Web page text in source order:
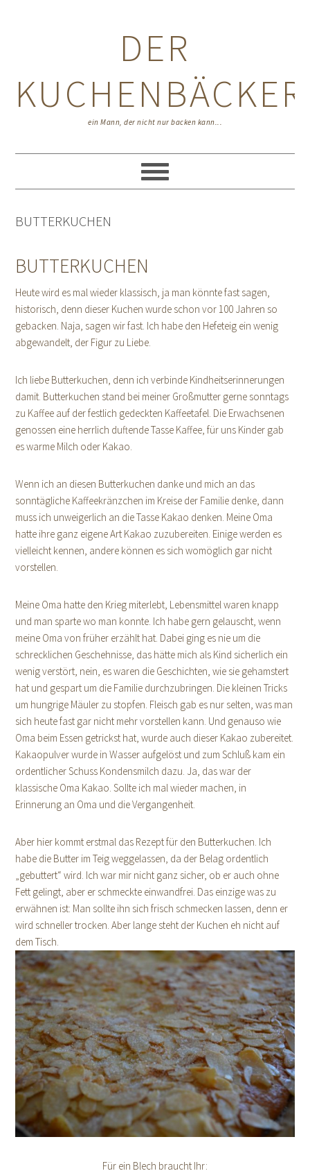
DER
KUCHENBÄCKER
ein Mann, der nicht nur backen kann...
BUTTERKUCHEN
BUTTERKUCHEN
Heute wird es mal wieder klassisch, ja man könnte fast sagen,
historisch, denn dieser Kuchen wurde schon vor 100 Jahren so
gebacken. Naja, sagen wir fast. Ich habe den Hefeteig ein wenig
abgewandelt, der Figur zu Liebe.
Ich liebe Butterkuchen, denn ich verbinde Kindheitserinnerungen
damit. Butterkuchen stand bei meiner Großmutter gerne sonntags
zu Kaffee auf der festlich gedeckten Kaffeetafel. Die Erwachsenen
genossen eine herrlich duftende Tasse Kaffee, für uns Kinder gab
es warme Milch oder Kakao.
Wenn ich an diesen Butterkuchen danke und mich an das
sonntägliche Kaffeekränzchen im Kreise der Familie denke, dann
muss ich unweigerlich an die Tasse Kakao denken. Meine Oma
hatte ihre ganz eigene Art Kakao zuzubereiten. Einige werden es
vielleicht kennen, andere können es sich womöglich gar nicht
vorstellen.
Meine Oma hatte den Krieg miterlebt, Lebensmittel waren knapp
und man sparte wo man konnte. Ich habe gern gelauscht, wenn
meine Oma von früher erzählt hat. Dabei ging es nie um die
schrecklichen Geschehnisse, das hätte mich als Kind sicherlich ein
wenig verstört, nein, es waren die Geschichten, wie sie gehamstert
hat und gespart um die Familie durchzubringen. Die kleinen Tricks
um hungrige Mäuler zu stopfen. Fleisch gab es nur selten, was man
sich heute fast gar nicht mehr vorstellen kann. Und genauso wie
Oma beim Essen getrickst hat, wurde auch dieser Kakao zubereitet.
Kakaopulver wurde in Wasser aufgelöst und zum Schluß kam ein
ordentlicher Schuss Kondensmilch dazu. Ja, das war der
klassische Oma Kakao. Sollte ich mal wieder machen, in
Erinnerung an Oma und die Vergangenheit.
Aber hier kommt erstmal das Rezept für den Butterkuchen. Ich
habe die Butter im Teig weggelassen, da der Belag ordentlich
„gebuttert“ wird. Ich war mir nicht ganz sicher, ob er auch ohne
Fett gelingt, aber er schmeckte einwandfrei. Das einzige was zu
erwähnen ist: Man sollte ihn sich frisch schmecken lassen, denn er
wird schneller trocken. Aber lange steht der Kuchen eh nicht auf
dem Tisch.
Für ein Blech braucht Ihr: